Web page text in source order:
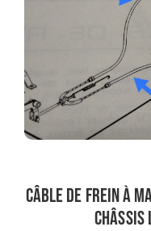
Câble de frein à
châssis